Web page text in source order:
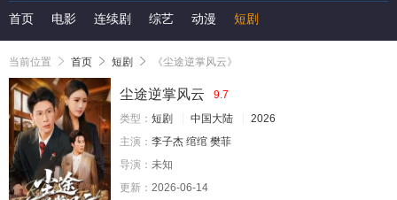
首页 电影 连续剧 综艺 动漫 短剧
当前位置 首页 短剧 《尘途逆掌风云》
尘途逆掌风云
9.7
类型： 短剧 中国大陆
2026
主演： 李子杰 绾绾 樊菲
导演： 未知
更新： 2026-06-14